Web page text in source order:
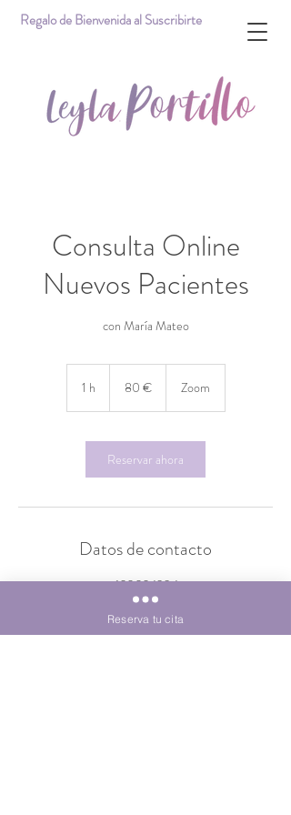
Regalo de Bienvenida al Suscribirte
Consulta Online
Nuevos Pacientes
con María Mateo
1 h 80 € Zoom
Reservar ahora
Datos de contacto
620024334
hola@leylaportillopsicologia.com
Calle Domingo J Navarro, 1, piso 4 puerta 1, Las
Palmas de Gran Canaria, España
Reserva tu cita